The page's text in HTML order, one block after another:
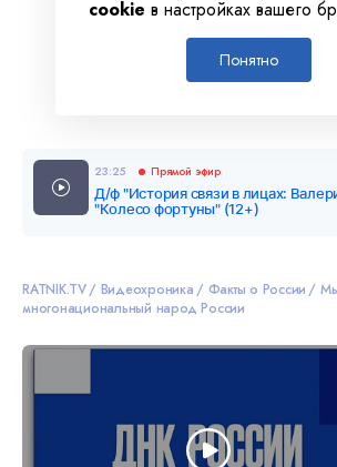
cookie в настройках вашего
Понятно
23:25 Прямой эфир
Д/ф "История связи в лицах:
"Колесо фортуны" (12+)
RATNIK.TV Видеохроника Факты о России
многонациональный народ России